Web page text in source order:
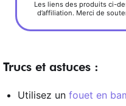
Les liens des produits ci-
d’affiliation. Merci de
Trucs et astuces :
Utilisez un fouet en